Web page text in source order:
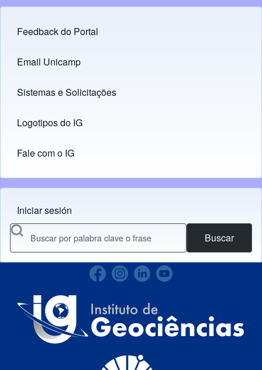
Footer menu
Feedback do Portal
Links
Email Unicamp
(opens in new tab)
Sistemas e Solicitações
(opens in new tab)
Logotipos do IG
(opens in new tab)
Fale com o IG
Menu do usuário
Iniciar sesión
Buscar